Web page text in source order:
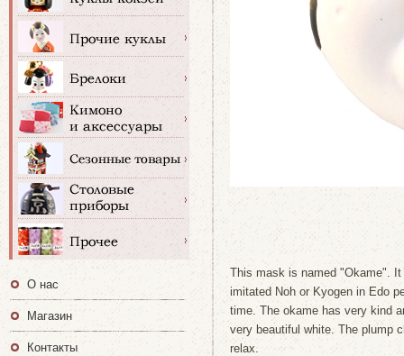
This mask is named "Okame".
imitated Noh or Kyogen in Edo
time. The okame has very kind
very beautiful white. The plump
relax.
О нас
Магазин
Контакты